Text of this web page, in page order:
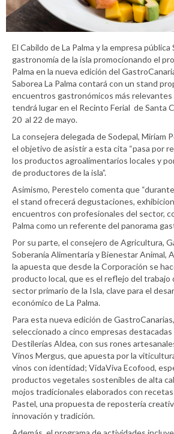
El Cabildo de La Palma y la empresa pública
gastronomía de la isla promocionando el
Palma en la nueva edición del
Saborea La Palma contará con un stand
encuentros gastronómicos más relevantes
tendrá lugar en el Recinto Ferial de Santa
20 al 22 de mayo.
La consejera delegada de Sodepal, Miriam
el objetivo de asistir a esta cita “pasa por
los productos agroalimentarios locales y
de productores de la isla”.
Asimismo, Perestelo comenta que
el stand ofrecerá degustaciones,
encuentros con profesionales del sector,
Palma como un referente del panorama
Por su parte, el consejero de Agricultura,
Soberanía Alimentaria y Bienestar Animal,
la apuesta que desde la Corporación se
producto local, que es el reflejo del trabajo
sector primario de la Isla, clave para el
económico de La Palma.
Para esta nueva edición de
seleccionado a cinco empresas destacadas
Destilerías Aldea, con sus rones
Vinos Mergus, que apuesta por la
vinos con identidad; VidaViva Ecofood,
productos vegetales sostenibles de alta
mojos tradicionales elaborados con
Pastel, una propuesta de repostería
innovación y tradición.